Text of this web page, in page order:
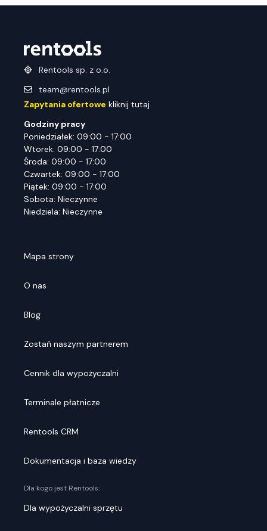
Rentools sp. z o.o.
team@rentools.pl
Zapytania ofertowe kliknij tutaj
Godziny pracy
Poniedziałek: 09:00 - 17:00
Wtorek: 09:00 - 17:00
Środa: 09:00 - 17:00
Czwartek: 09:00 - 17:00
Piątek: 09:00 - 17:00
Sobota: Nieczynne
Niedziela: Nieczynne
Mapa strony
O nas
Blog
Zostań naszym partnerem
Cennik dla wypożyczalni
Terminale płatnicze
Rentools CRM
Dokumentacja i baza wiedzy
Dla kogo jest Rentools:
Dla wypożyczalni sprzętu